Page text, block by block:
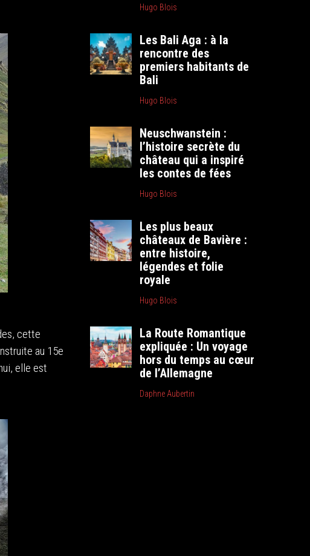
cette
au 15e
elle est
Hugo Blois
Les Bali Aga : à la
rencontre des
premiers habitants de
Bali
Hugo Blois
Neuschwanstein :
l’histoire secrète du
château qui a inspiré
les contes de fées
Hugo Blois
Les plus beaux
châteaux de Bavière :
entre histoire,
légendes et folie
royale
Hugo Blois
La Route Romantique
expliquée : Un voyage
hors du temps au cœur
de l’Allemagne
Daphne Aubertin